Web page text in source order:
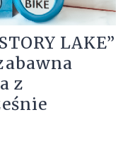
LAKE”
z